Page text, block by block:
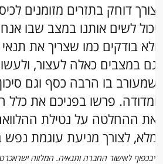
דוחק בתזרים מזומנים
לשים אותנו במצב שבו
בודקים כמו שצריך את תנאי
במצבים כאלה לעצור,
בו הרבה כסף וגם
פרשו בפניכם את כלל
ההחלטה על נטילת
לצורך מניעת עוגמת נפש
לאישור החברה ותנאיה. המלווה ישראכרט